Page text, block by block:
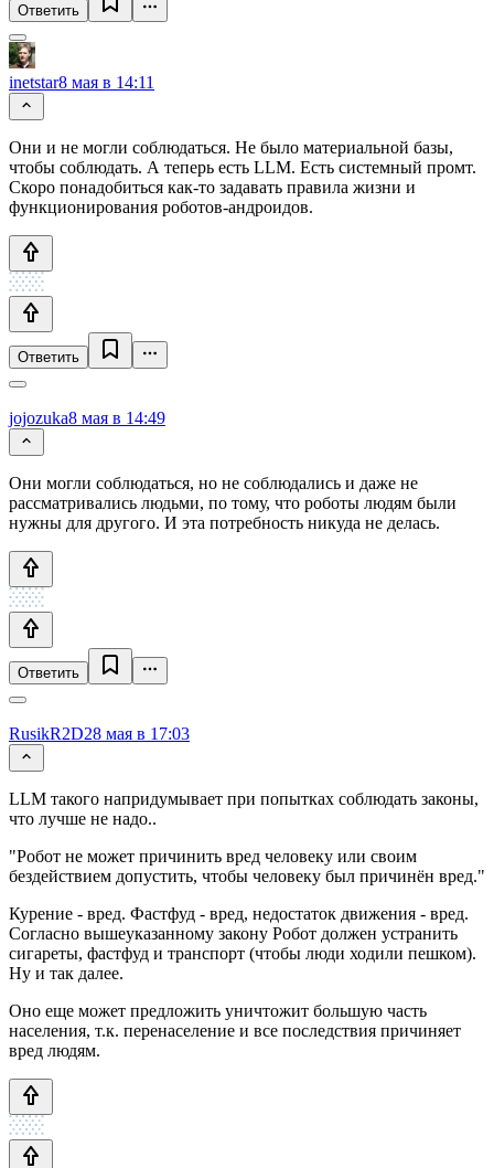
Ответить
inetstar8 мая в 14:11
Они и не могли соблюдаться. Не было материальной базы,
чтобы соблюдать. А теперь есть LLM. Есть системный промт.
Скоро понадобиться как-то задавать правила жизни и
функционирования роботов-андроидов.
Ответить
jojozuka8 мая в 14:49
Они могли соблюдаться, но не соблюдались и даже не
рассматривались людьми, по тому, что роботы людям были
нужны для другого. И эта потребность никуда не делась.
Ответить
RusikR2D28 мая в 17:03
LLM такого напридумывает при попытках соблюдать законы,
что лучше не надо..
"Робот не может причинить вред человеку или своим
бездействием допустить, чтобы человеку был причинён вред."
Курение - вред. Фастфуд - вред, недостаток движения - вред.
Согласно вышеуказанному закону Робот должен устранить
сигареты, фастфуд и транспорт (чтобы люди ходили пешком).
Ну и так далее.
Оно еще может предложить уничтожит большую часть
населения, т.к. перенаселение и все последствия причиняет
вред людям.